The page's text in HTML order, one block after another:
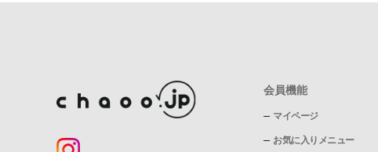
会員機能
マイページ
お気に入りメニュー